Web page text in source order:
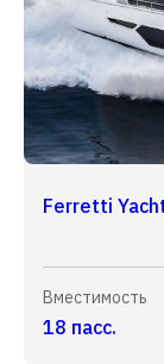
Ferretti
Вместимость
18 пасс.